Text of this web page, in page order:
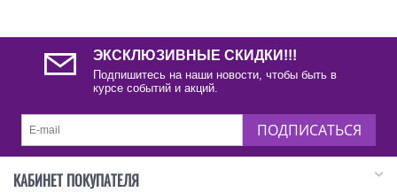
ЭКСКЛЮЗИВНЫЕ СКИДКИ!!!
Подпишитесь на наши новости, чтобы быть в
курсе событий и акций.
ПОДПИСАТЬСЯ
КАБИНЕТ ПОКУПАТЕЛЯ